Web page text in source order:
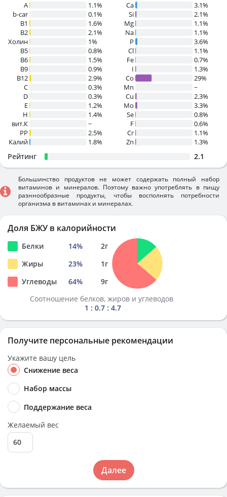
A
1.1%
b-car
0.1%
В1
1.6%
B2
2.1%
Холин
1%
B5
0.8%
B6
1.5%
B9
0.9%
B12
2.9%
C
0.3%
D
0.3%
E
1.2%
H
1.4%
вит.К
~
PP
2.5%
Калий
1.8%
Ca
3.1%
Si
2.1%
Mg
1.1%
Na
1.1%
P
3.6%
Cl
1.1%
Fe
0.7%
I
1.3%
Co
29%
Mn
~
Cu
2.3%
Mo
3.3%
Se
0.8%
F
0.6%
Cr
1.1%
Zn
1.3%
Рейтинг 2.1
Большинство продуктов не может содержать полный набор
витаминов и минералов. Поэтому важно употреблять в пищу
разннообразные продукты, чтобы восполнять потребности
организма в витаминах и минералах.
Доля БЖУ в калорийности
Белки 14% 2г
Жиры
23% 1г
Углеводы
64% 9г
Соотношение белков, жиров и углеводов
1 : 0.7 : 4.7
Получите персональные рекомендации
Укажите вашу цель
Снижение веса
Набор массы
Поддержание веса
Желаемый вес
Далее